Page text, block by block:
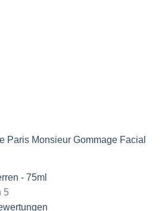
Paris Monsieur Gommage Facial
- 75ml
5